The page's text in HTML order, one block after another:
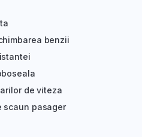
benzii
de viteza
scaun pasager